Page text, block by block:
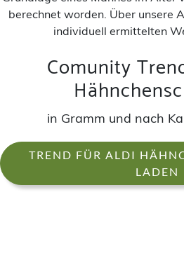
berechnet worden. Über unsere
individuell ermittelten
Comunity
in Gramm und nach
TREND FÜR ALDI
LADEN